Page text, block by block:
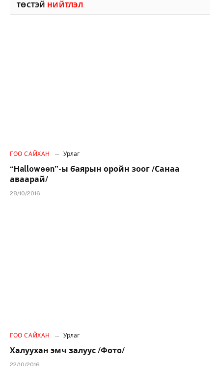
ТӨСТЭЙ НИЙТЛЭЛ
ГОО САЙХАН Урлаг
“Halloween”-ы баярын оройн зоог /Санаа
аваарай/
28/10/2016
ГОО САЙХАН Урлаг
Халуухан эмч залуус /Фото/
22/10/2016